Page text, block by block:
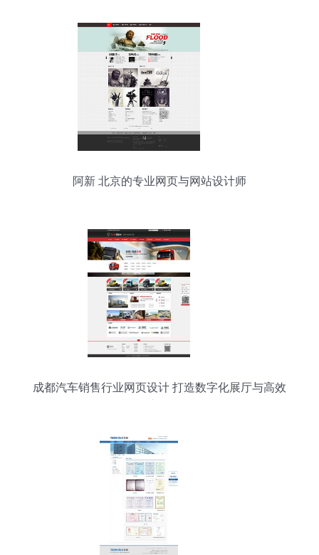
阿新 北京的专业网页与网站设计师
成都汽车销售行业网页设计 打造数字化展厅与高效